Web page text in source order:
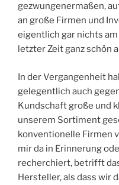
gezwungenermaßen,
an große Firmen und
eigentlich gar nichts
letzter Zeit ganz schön
In der Vergangenheit
gelegentlich auch
Kundschaft große und
unserem Sortiment
konventionelle Firmen
mir da in Erinnerung
recherchiert, betrifft
Hersteller, als dass wir